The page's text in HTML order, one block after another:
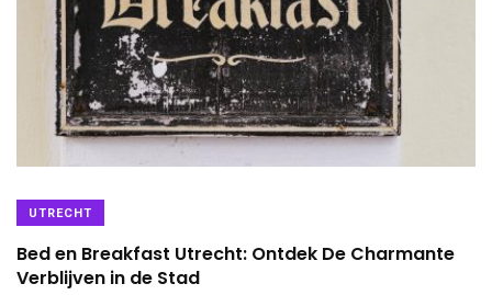
UTRECHT
Bed en Breakfast Utrecht: Ontdek De Charmante
Verblijven in de Stad